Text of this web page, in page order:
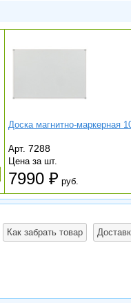
Доска магнитно-маркерная
Арт.7288
Цена за шт.
7990 руб.
Как забрать товар